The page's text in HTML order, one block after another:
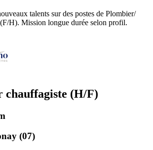
talents sur des postes de Plombier/
(F/H). Mission longue durée selon profil.
chauffagiste (H/F)
(07)